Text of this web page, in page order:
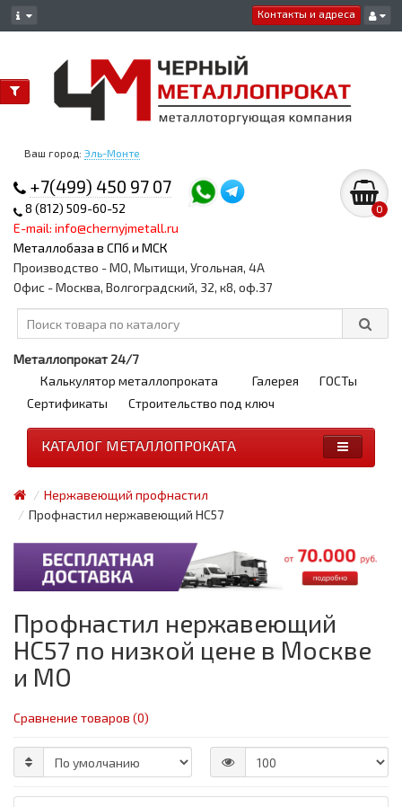
Контакты и адреса
Ваш город: Эль-Монте
+7(499) 450 97 07
8 (812) 509-60-52
E-mail: info@chernyjmetall.ru
Металлобаза в СПб и МСК
0
Производство - МО, Мытищи, Угольная, 4А
Офис - Москва, Волгоградский, 32, к8, оф.37
Металлопрокат 24/7
Калькулятор металлопроката
Галерея
ГОСТы
Сертификаты
Строительство под ключ
КАТАЛОГ МЕТАЛЛОПРОКАТА
Нержавеющий профнастил
Профнастил нержавеющий НС57
Профнастил нержавеющий
НС57 по низкой цене в Москве
и МО
Сравнение товаров (0)